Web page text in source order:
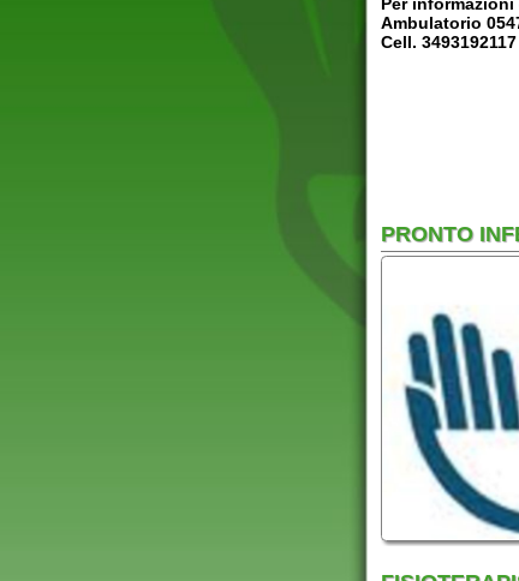
mobilizzazioni
dispone di tecniche
Inoltre si applicano le
finalizzate al